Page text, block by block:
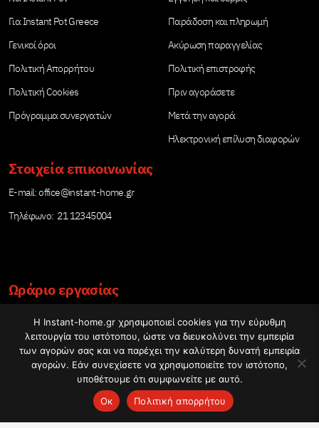
Για Instant Pot Greece
Γενικοί όροι
Πολιτική Απορρήτου
Πολιτική Cookies
Πρόγραμμα συνεργατών
Παράδοση και πληρωμή
Ακύρωση παραγγελίας
Πολιτική επιστροφής
Πριν αγοράσετε
Μετά την αγορά
Ηλεκτρονική επίλυση διαφορών
Στοιχεία επικοινωνίας
Е-mail:office@instant-home.gr
Τηλέφωνο: 21 12345004
Ωράριο εργασίας
Copyright © 2020 - 2026 www.Instant-Home.gr | Πολυλειτουργικές
συσκευές για μαγείρεμα υπό πίεση.
Η Instant-home.gr χρησιμοποιεί cookies για την εύρυθμη
λειτουργία του ιστότοπου, ώστε να διευκολύνει την εμπειρία
των αγορών σας και να παρέχει την καλύτερη δυνατή εμπειρία
αγορών. Εάν συνεχίσετε να χρησιμοποιείτε τον ιστότοπο,
υποθέτουμε ότι συμφωνείτε με αυτό.
Ок
Πολιτική απορρήτου